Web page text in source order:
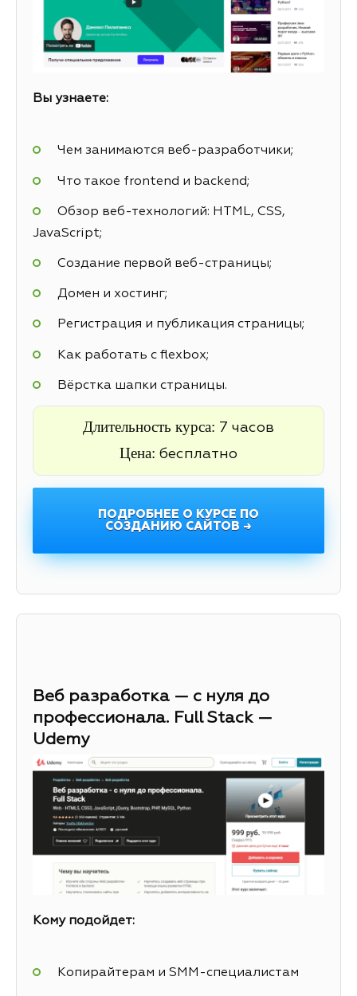
Вы узнаете:
Чем занимаются веб-разработчики;
Что такое frontend и backend;
Обзор веб-технологий: HTML, CSS,
JavaScript;
Создание первой веб-страницы;
Домен и хостинг;
Регистрация и публикация страницы;
Как работать с flexbox;
Вёрстка шапки страницы.
Длительность курса: 7 часов
Цена: бесплатно
ПОДРОБНЕЕ О КУРСЕ ПО
СОЗДАНИЮ САЙТОВ →
Веб разработка — с нуля до
профессионала. Full Stack —
Udemy
Кому подойдет:
Копирайтерам и SMM-специалистам